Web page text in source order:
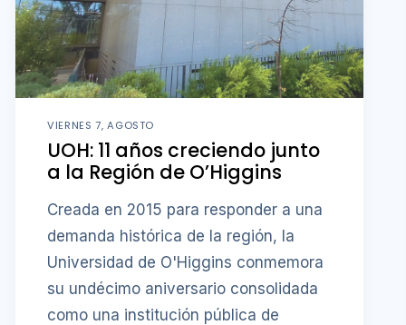
VIERNES 7, AGOSTO
UOH: 11 años creciendo junto
a la Región de O’Higgins
Creada en 2015 para responder a una
demanda histórica de la región, la
Universidad de O'Higgins conmemora
su undécimo aniversario consolidada
como una institución pública de